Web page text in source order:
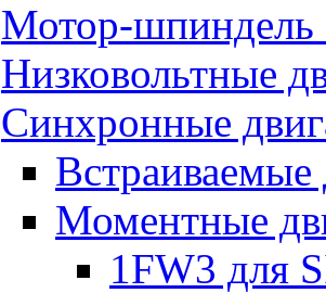
Мотор-шпиндель
Низковольтные
Синхронные
Встраиваемые
Моментные
1FW3 для